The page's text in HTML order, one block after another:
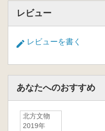
レビュー
レビューを書く
あなたへのおすすめ
北方文物
2019年